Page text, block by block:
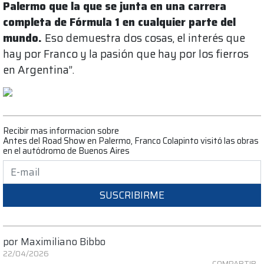
Palermo que la que se junta en una carrera
completa de Fórmula 1 en cualquier parte del
mundo. Eso demuestra dos cosas, el interés que
hay por Franco y la pasión que hay por los fierros
en Argentina”.
Recibir mas informacion sobre
Antes del Road Show en Palermo, Franco Colapinto visitó las obras
en el autódromo de Buenos Aires
SUSCRIBIRME
por Maximiliano Bibbo
22/04/2026